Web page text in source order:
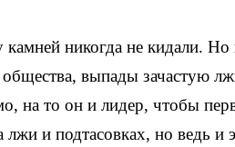
никогда не кидали.
выпады зачастую
на то он и лидер, чтобы
лжи и подтасовках, но ведь